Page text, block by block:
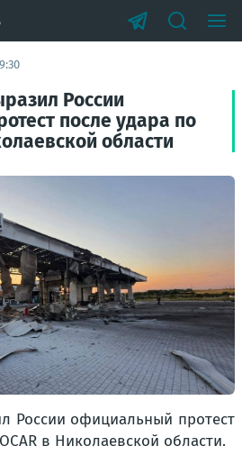
России
после удара по
области
России официальный протест
в Николаевской области.